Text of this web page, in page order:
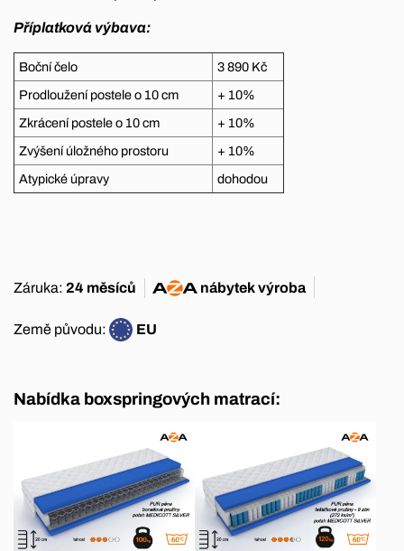
Příplatková výbava:
Boční čelo
3 890 Kč
Prodloužení postele o 10 cm
+ 10%
Zkrácení postele o 10 cm
+ 10%
Zvýšení úložného prostoru
+ 10%
Atypické úpravy
dohodou
Záruka: 24 měsíců nábytekvýroba
Země původu: EU
Nabídka boxspringových matrací: